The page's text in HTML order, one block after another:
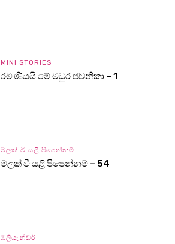
MINI STORIES
රමණීයයි මේ මධුර ජවනිකා – 1
මලක් වී යළි පිපෙන්නම්
මලක් වී යළි පිපෙන්නම් – 54
ඔලියැන්ඩර්